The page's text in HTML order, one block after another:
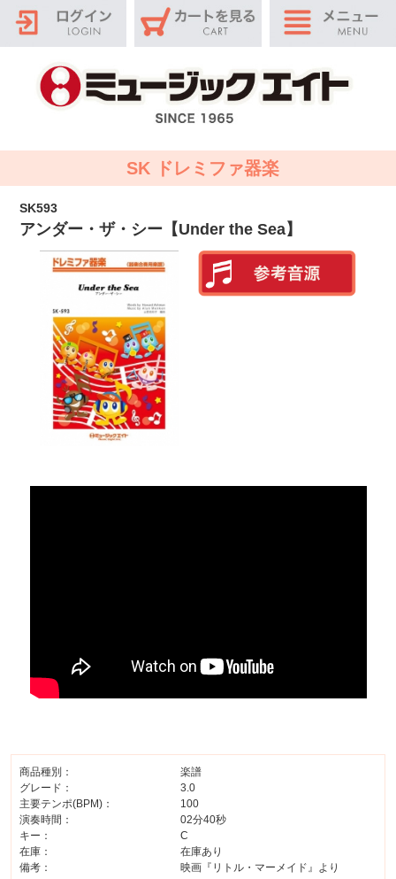
SK ドレミファ器楽
SK593
アンダー・ザ・シー【Under the Sea】
商品種別：
楽譜
グレード：
3.0
主要テンポ(BPM)：
100
演奏時間：
02分40秒
キー：
C
在庫：
在庫あり
備考：
映画『リトル・マーメイド』より